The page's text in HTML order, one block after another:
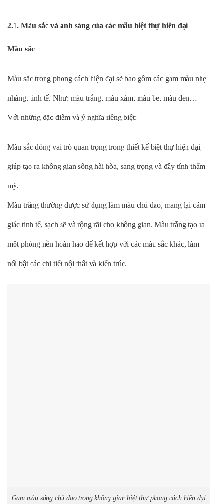
2.1. Màu sắc và ánh sáng của các mẫu biệt thự hiện đại
Màu sắc
Màu sắc trong phong cách hiện đại sẽ bao gồm các gam màu nhẹ
nhàng, tinh tế. Như: màu trắng, màu xám, màu be, màu đen…
Với những đặc điểm và ý nghĩa riêng biệt:
Màu sắc đóng vai trò quan trọng trong thiết kế biệt thự hiện đại,
giúp tạo ra không gian sống hài hòa, sang trọng và đầy tính thẩm
mỹ.
Màu trắng thường được sử dụng làm màu chủ đạo, mang lại cảm
giác tinh tế, sạch sẽ và rộng rãi cho không gian. Màu trắng tạo ra
một phông nền hoàn hảo để kết hợp với các màu sắc khác, làm
nổi bật các chi tiết nội thất và kiến trúc.
Gam màu sáng chủ đạo trong không gian biệt thự phong cách hiện đại